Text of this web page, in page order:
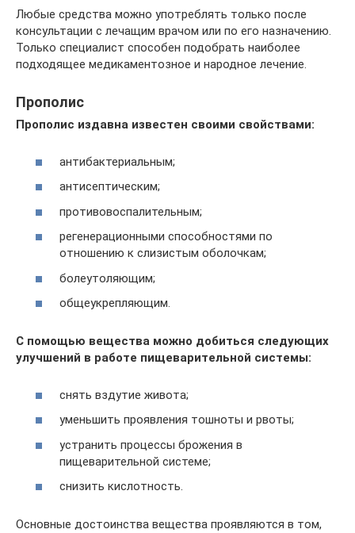
Любые средства можно употреблять только после
консультации с лечащим врачом или по его назначению.
Только специалист способен подобрать наиболее
подходящее медикаментозное и народное лечение.
Прополис
Прополис издавна известен своими свойствами:
антибактериальным;
антисептическим;
противовоспалительным;
регенерационными способностями по
отношению к слизистым оболочкам;
болеутоляющим;
общеукрепляющим.
С помощью вещества можно добиться следующих
улучшений в работе пищеварительной системы:
снять вздутие живота;
уменьшить проявления тошноты и рвоты;
устранить процессы брожения в
пищеварительной системе;
снизить кислотность.
Основные достоинства вещества проявляются в том,